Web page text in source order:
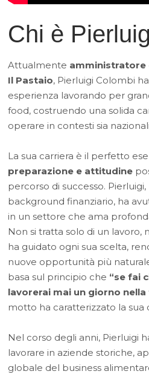
Chi è
Attualmente amministratore
Il Pastaio, Pierluigi Colombi
esperienza lavorando per
food, costruendo una solida
operare in contesti sia
La sua carriera è il perfetto
preparazione e attitudine
percorso di successo.
background finanziario, ha
in un settore che ama
Non si tratta solo di un lavoro,
ha guidato ogni sua scelta,
nuove opportunità più
basa sul principio che “se fai
lavorerai mai un giorno nella
motto ha caratterizzato la sua
Nel corso degli anni, Pierluigi
lavorare in aziende storiche,
globale del business